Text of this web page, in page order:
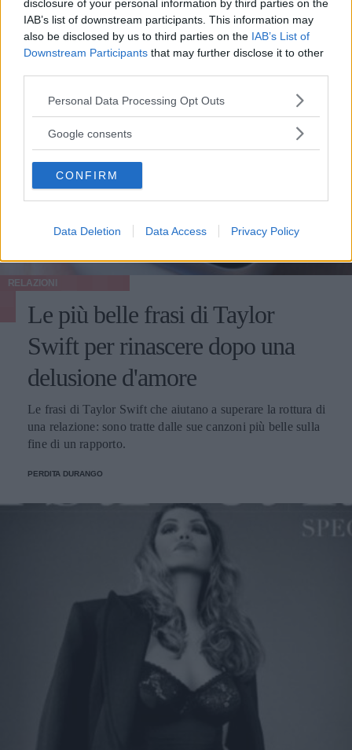
disclosure of your personal information by third parties on the
IAB’s list of downstream participants. This information may
also be disclosed by us to third parties on the IAB’s List of
Downstream Participants that may further disclose it to other
Please note that this website/app uses one or more Google
not limited to your visit or usage behaviour. You may click to
use your data for below specified purposes in below Google
consent section.
Personal Data Processing Opt Outs
Google consents
CONFIRM
Data Deletion Data Access Privacy Policy
RELAZIONI
Le più belle frasi di Taylor
Swift per rinascere dopo una
delusione d'amore
Le frasi di Taylor Swift che aiutano a superare la rottura di
una relazione: sono tratte dalle sue canzoni più belle sulla
fine di un rapporto.
PERDITA DURANGO